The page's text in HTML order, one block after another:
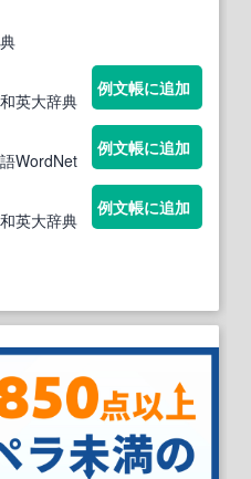
英大辞典
例文帳に追加
WordNet
例文帳に追加
英大辞典
例文帳に追加